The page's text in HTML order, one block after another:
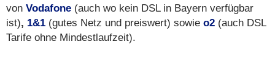
von Vodafone (auch wo kein DSL in Bayern verfügbar
ist), 1&1 (gutes Netz und preiswert) sowie o2 (auch DSL
Tarife ohne Mindestlaufzeit).